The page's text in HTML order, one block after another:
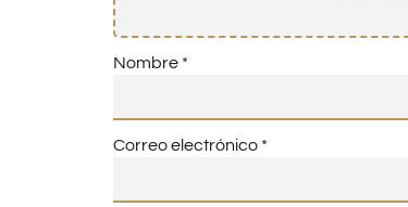
Nombre *
Correo electrónico *